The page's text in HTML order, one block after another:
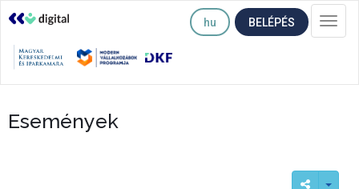
hu BELÉPÉS
Események